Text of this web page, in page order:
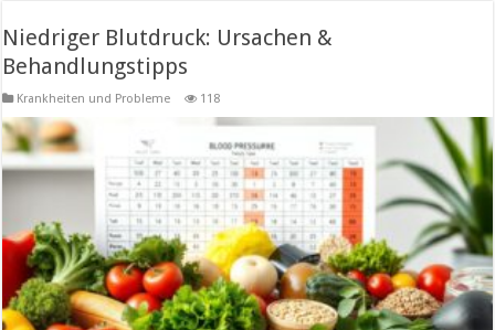
Niedriger Blutdruck: Ursachen &
Behandlungstipps
Krankheiten und Probleme 118